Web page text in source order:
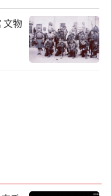
干的？我们先说
应该跟伊朗防空
的传统艺能——友
经有当地人拍摄
文物